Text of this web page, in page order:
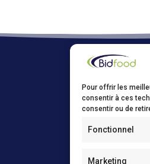
Pour offrir les
consentir à ces
consentir ou de
Fonctionnel
Marketing
Bidfood
Kasteleinsstraat, 17
9150 Kruibeke
Fax: +32(0)3/250 62